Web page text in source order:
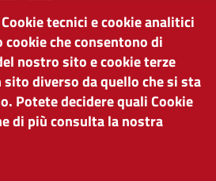
DI BOLZANO
39100 Bolzano
info@camcom.bz.it
DELLO
tecnici e cookie analitici
che consentono di
nostro sito e cookie terze
diverso da quello che si sta
Potete decidere quali Cookie
di più consulta la nostra